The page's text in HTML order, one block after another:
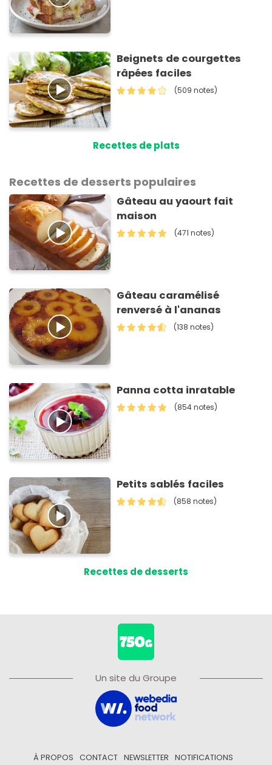
Beignets de courgettes
râpées faciles
(509 notes)
Recettes de plats
Recettes de desserts populaires
Gâteau au yaourt fait
maison
(471 notes)
Gâteau caramélisé
renversé à l'ananas
(138 notes)
Panna cotta inratable
(854 notes)
Petits sablés faciles
(858 notes)
Recettes de desserts
Un site du Groupe
À PROPOS CONTACT NEWSLETTER
NOTIFICATIONS